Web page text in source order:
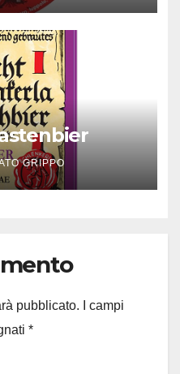
GRIPPO
pubblicato.
I campi
*